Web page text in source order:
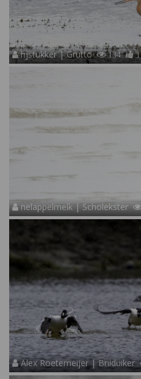
hjstukker | Grutto 134 1
nelappelmelk | Scholekster
Alex Roetemeijer | Brilduiker